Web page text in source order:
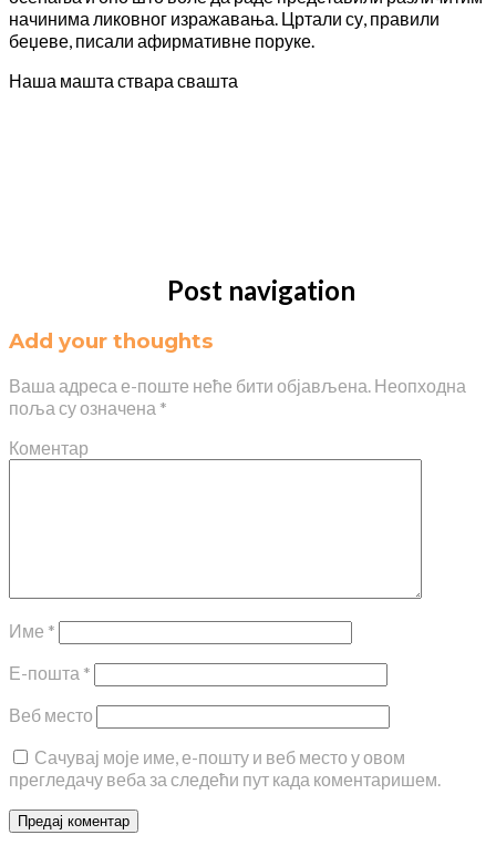
начинима ликовног изражавања. Цртали су, правили
беџеве, писали афирмативне поруке.
Наша машта ствара свашта
Post navigation
Add your thoughts
Ваша адреса е-поште неће бити објављена. Неопходна
поља су означена *
Коментар
Име *
Е-пошта *
Веб место
Сачувај моје име, е-пошту и веб место у овом
прегледачу веба за следећи пут када коментаришем.